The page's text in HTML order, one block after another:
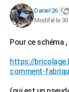
Daniel 26
Modifié le 30
Pour ce schéma
https://
comment-